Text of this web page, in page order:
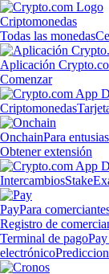
Criptomonedas
Todas las monedas
Aplicación
Comenzar
Criptomonedas
OnchainPara
Obtener extensión
IntercambiosStake
PayPara
Registro de
Terminal de pago
electrónico